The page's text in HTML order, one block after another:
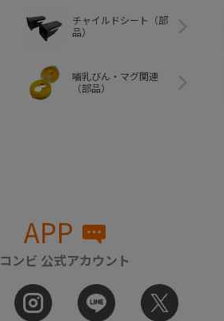
チャイルドシート（部
品）
哺乳びん・マグ関連
（部品）
APP
コンビ 公式アカウント